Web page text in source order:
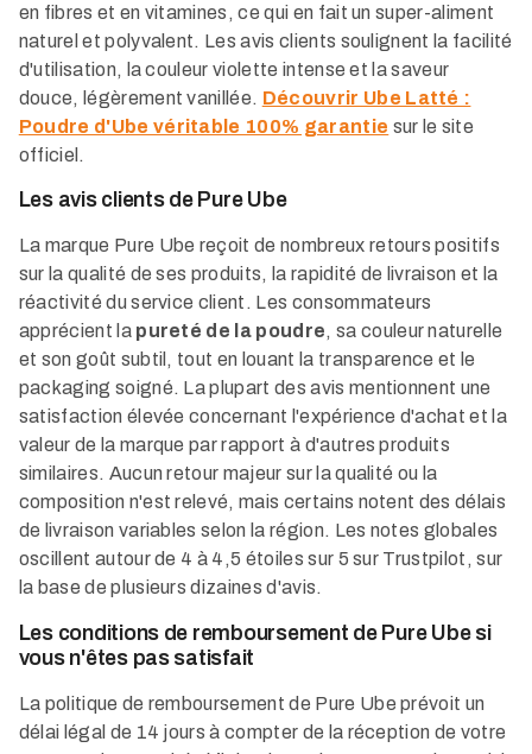
en fibres et en vitamines, ce qui en fait un super-aliment
naturel et polyvalent. Les avis clients soulignent la facilité
d'utilisation, la couleur violette intense et la saveur
douce, légèrement vanillée. Découvrir Ube Latté :
Poudre d'Ube véritable 100% garantie sur le site
officiel.​
Les avis clients de Pure Ube
La marque Pure Ube reçoit de nombreux retours positifs
sur la qualité de ses produits, la rapidité de livraison et la
réactivité du service client. Les consommateurs
apprécient la pureté de la poudre, sa couleur naturelle
et son goût subtil, tout en louant la transparence et le
packaging soigné. La plupart des avis mentionnent une
satisfaction élevée concernant l'expérience d'achat et la
valeur de la marque par rapport à d'autres produits
similaires. Aucun retour majeur sur la qualité ou la
composition n'est relevé, mais certains notent des délais
de livraison variables selon la région. Les notes globales
oscillent autour de 4 à 4,5 étoiles sur 5 sur Trustpilot, sur
la base de plusieurs dizaines d'avis.​
Les conditions de remboursement de Pure Ube si
vous n'êtes pas satisfait
La politique de remboursement de Pure Ube prévoit un
délai légal de 14 jours à compter de la réception de votre